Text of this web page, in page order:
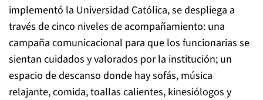
implementó la Universidad Católica, se despliega a
través de cinco niveles de acompañamiento: una
campaña comunicacional para que los funcionarias se
sientan cuidados y valorados por la institución; un
espacio de descanso donde hay sofás, música
relajante, comida, toallas calientes, kinesiólogos y